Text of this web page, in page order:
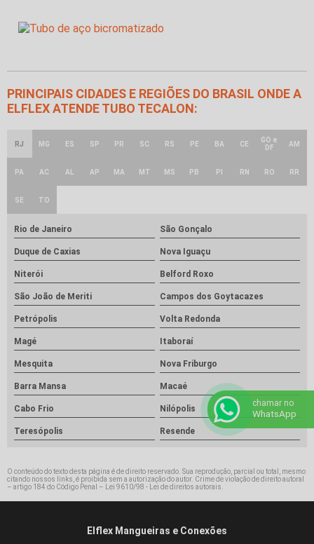
PRINCIPAIS CIDADES E REGIÕES DO BRASIL ONDE A
ELFLEX ATENDE TUBO TECALON:
RJ MG ES SP PR SC RS PE BA CE
GO e
DF
AM
PA AC AL AP MA MT MS PB PI RN RO RR
SE TO
Rio de Janeiro São Gonçalo
Duque de Caxias Nova Iguaçu
Niterói Belford Roxo
São João de Meriti Campos dos Goytacazes
Petrópolis Volta Redonda
Magé Itaboraí
Mesquita Nova Friburgo
Barra Mansa Macaé
Cabo Frio Nilópolis
Teresópolis Resende
O conteúdo do texto desta página é de direito reservado. Sua reprodução, parcial ou total, mesmo
citando nossos links, é proibida sem a autorização do autor. Crime de violação de direito autoral
– artigo 184 do Código Penal – Lei 9610/98 - Lei de direitos autorais.
Elflex Mangueiras e Conexões
chamar no
WhatsApp